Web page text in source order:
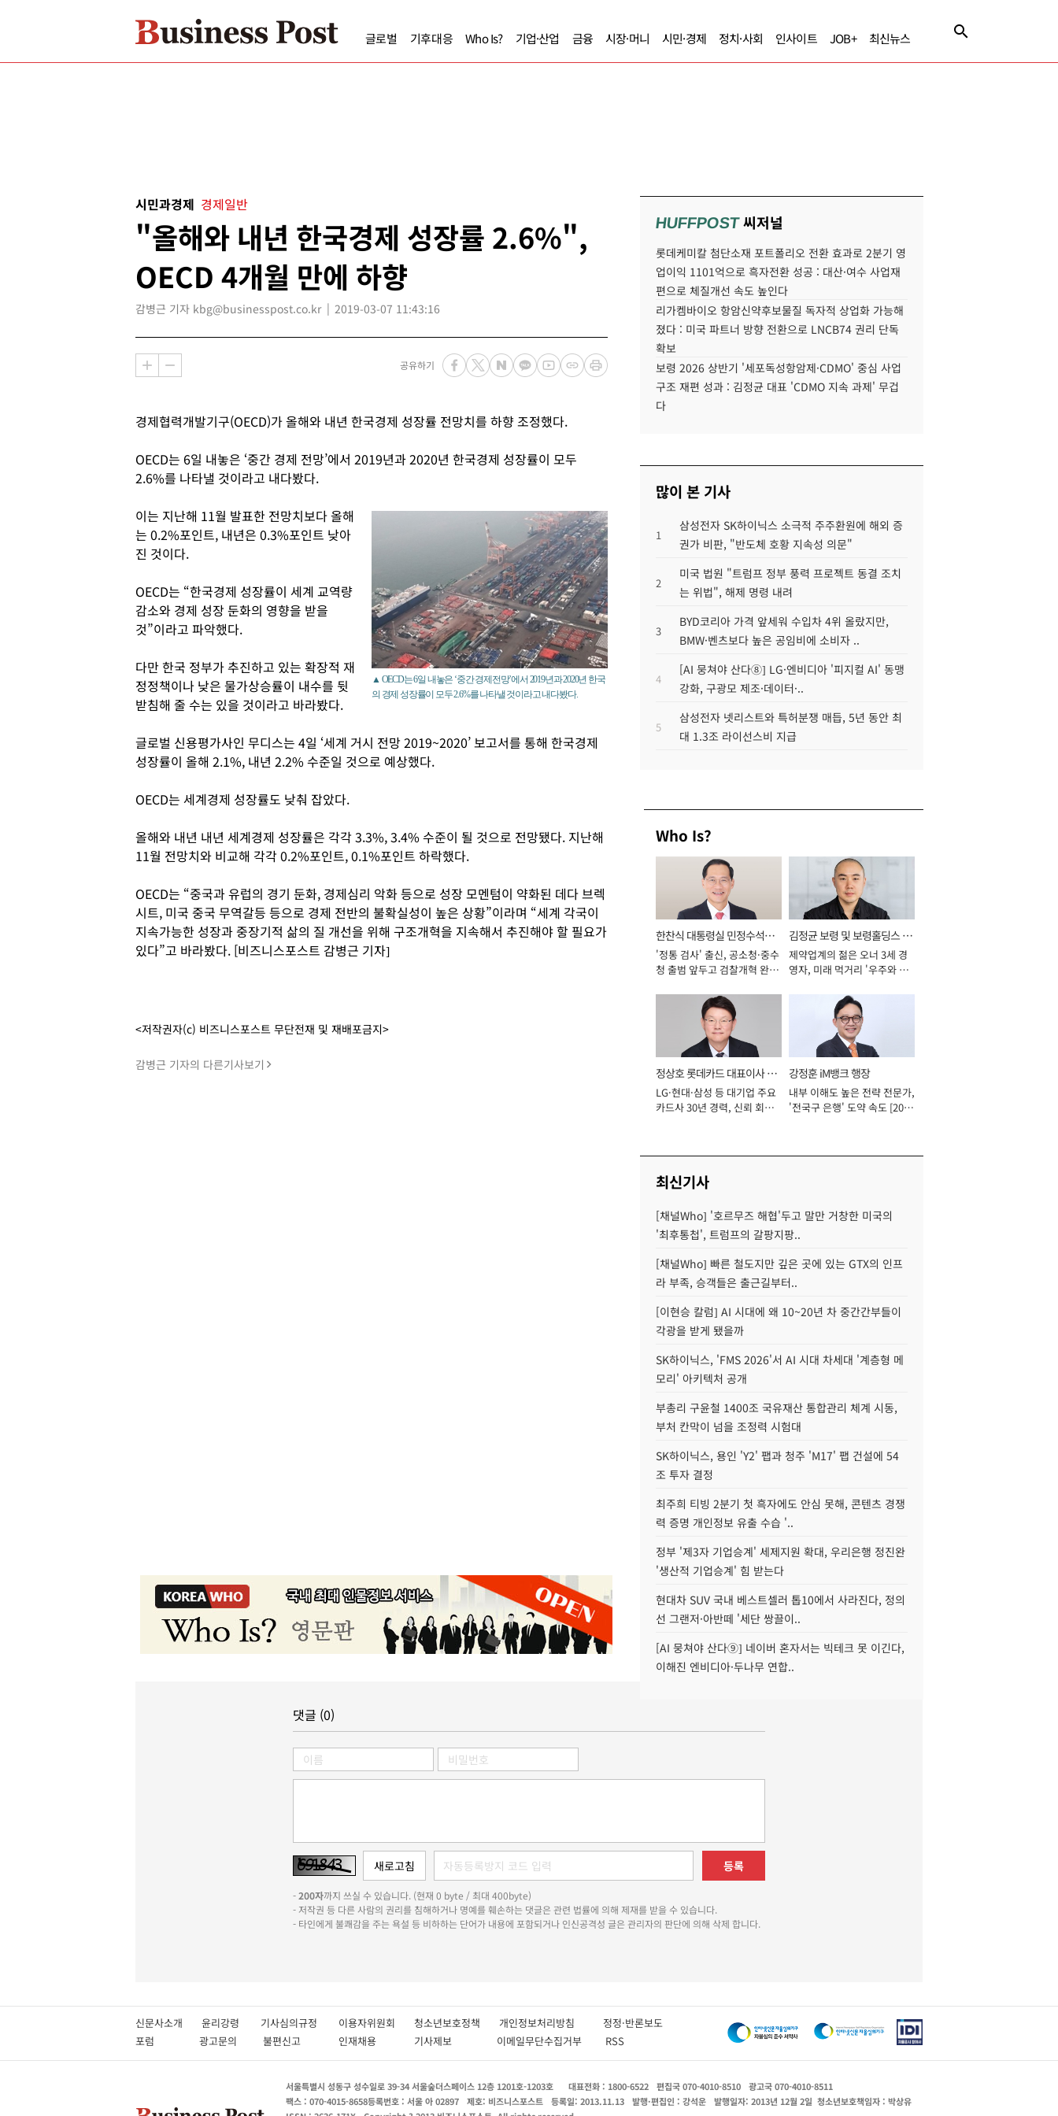
글로벌 기후대응 Who Is? 기업·산업 금융 시장·머니 시민·경제 정치·사회 인사이트 JOB+ 최신뉴스
시민과경제 경제일반
"올해와 내년 한국경제 성장률 2.6%",
OECD 4개월 만에 하향
감병근 기자 kbg@businesspost.co.kr 2019-03-07 11:43:16
공유하기
경제협력개발기구(OECD)가 올해와 내년 한국경제 성장률 전망치를 하향 조정했다.
OECD는 6일 내놓은 ‘중간 경제 전망’에서 2019년과 2020년 한국경제 성장률이 모두
2.6%를 나타낼 것이라고 내다봤다.
▲ OECD는 6일 내놓은 ‘중간 경제전망’에서 2019년과 2020년 한국
의 경제 성장률이 모두 2.6%를 나타낼 것이라고 내다봤다.
이는 지난해 11월 발표한 전망치보다 올해
는 0.2%포인트, 내년은 0.3%포인트 낮아
진 것이다.
OECD는 “한국경제 성장률이 세계 교역량
감소와 경제 성장 둔화의 영향을 받을
것”이라고 파악했다.
다만 한국 정부가 추진하고 있는 확장적 재
정정책이나 낮은 물가상승률이 내수를 뒷
받침해 줄 수는 있을 것이라고 바라봤다.
글로벌 신용평가사인 무디스는 4일 ‘세계 거시 전망 2019~2020’ 보고서를 통해 한국경제
성장률이 올해 2.1%, 내년 2.2% 수준일 것으로 예상했다.
OECD는 세계경제 성장률도 낮춰 잡았다.
올해와 내년 내년 세계경제 성장률은 각각 3.3%, 3.4% 수준이 될 것으로 전망됐다. 지난해
11월 전망치와 비교해 각각 0.2%포인트, 0.1%포인트 하락했다.
OECD는 “중국과 유럽의 경기 둔화, 경제심리 악화 등으로 성장 모멘텀이 약화된 데다 브렉
시트, 미국 중국 무역갈등 등으로 경제 전반의 불확실성이 높은 상황”이라며 “세계 각국이
지속가능한 성장과 중장기적 삶의 질 개선을 위해 구조개혁을 지속해서 추진해야 할 필요가
있다”고 바라봤다. [비즈니스포스트 감병근 기자]
<저작권자(c) 비즈니스포스트 무단전재 및 재배포금지>
감병근 기자의 다른기사보기
HUFFPOST씨저널
롯데케미칼 첨단소재 포트폴리오 전환 효과로 2분기 영
업이익 1101억으로 흑자전환 성공 : 대산·여수 사업재
편으로 체질개선 속도 높인다
리가켐바이오 항암신약후보물질 독자적 상업화 가능해
졌다 : 미국 파트너 방향 전환으로 LNCB74 권리 단독
확보
보령 2026 상반기 '세포독성항암제·CDMO' 중심 사업
구조 재편 성과 : 김정균 대표 'CDMO 지속 과제' 무겁
다
많이 본 기사
1
삼성전자 SK하이닉스 소극적 주주환원에 해외 증
권가 비판, "반도체 호황 지속성 의문"
2
미국 법원 "트럼프 정부 풍력 프로젝트 동결 조치
는 위법", 해제 명령 내려
3
BYD코리아 가격 앞세워 수입차 4위 올랐지만,
BMW·벤츠보다 높은 공임비에 소비자 ..
4
[AI 뭉쳐야 산다⑧] LG·엔비디아 '피지컬 AI' 동맹
강화, 구광모 제조·데이터·..
5
삼성전자 넷리스트와 특허분쟁 매듭, 5년 동안 최
대 1.3조 라이선스비 지급
Who Is?
한찬식 대통령실 민정수석비
서관
'정통 검사' 출신, 공소청·중수
청 출범 앞두고 검찰개혁 완수
김정균 보령 및 보령홀딩스 대
표이사 사장
제약업계의 젊은 오너 3세 경
영자, 미래 먹거리 '우주와 헬
정상호 롯데카드 대표이사 사
장
LG·현대·삼성 등 대기업 주요
카드사 30년 경력, 신뢰 회복
강정훈 iM뱅크 행장
내부 이해도 높은 전략 전문가,
'전국구 은행' 도약 속도 [2026
최신기사
[채널Who] '호르무즈 해협'두고 말만 거창한 미국의
'최후통첩', 트럼프의 갈팡지팡..
[채널Who] 빠른 철도지만 깊은 곳에 있는 GTX의 인프
라 부족, 승객들은 출근길부터..
[이현승 칼럼] AI 시대에 왜 10~20년 차 중간간부들이
각광을 받게 됐을까
SK하이닉스, 'FMS 2026'서 AI 시대 차세대 '계층형 메
모리' 아키텍처 공개
부총리 구윤철 1400조 국유재산 통합관리 체계 시동,
부처 칸막이 넘을 조정력 시험대
SK하이닉스, 용인 'Y2' 팹과 청주 'M17' 팹 건설에 54
조 투자 결정
최주희 티빙 2분기 첫 흑자에도 안심 못해, 콘텐츠 경쟁
력 증명 개인정보 유출 수습 '..
정부 '제3자 기업승계' 세제지원 확대, 우리은행 정진완
'생산적 기업승계' 힘 받는다
현대차 SUV 국내 베스트셀러 톱10에서 사라진다, 정의
선 그랜저·아반떼 '세단 쌍끌이..
[AI 뭉쳐야 산다⑨] 네이버 혼자서는 빅테크 못 이긴다,
이해진 엔비디아·두나무 연합..
댓글 (0)
등록
-200자까지 쓰실 수 있습니다. (현재 0 byte / 최대 400byte)
- 저작권 등 다른 사람의 권리를 침해하거나 명예를 훼손하는 댓글은 관련 법률에 의해 제재를 받을 수 있습니다.
- 타인에게 불쾌감을 주는 욕설 등 비하하는 단어가 내용에 포함되거나 인신공격성 글은 관리자의 판단에 의해 삭제 합니다.
신문사소개 윤리강령 기사심의규정 이용자위원회 청소년보호정책 개인정보처리방침 정정·반론보도
포럼
광고문의 불편신고 인재채용 기사제보 이메일무단수집거부 RSS
서울특별시 성동구 성수일로 39-34 서울숲더스페이스 12층 1201호-1203호 대표전화 : 1800-6522 편집국 070-4010-8510
광고국 070-4010-8511
팩스 : 070-4015-8658등록번호 : 서울 아 02897 제호: 비즈니스포스트 등록일: 2013.11.13 발행·편집인 : 강석운 발행일자: 2013년 12월 2일 청소년보호책임자 : 박상유